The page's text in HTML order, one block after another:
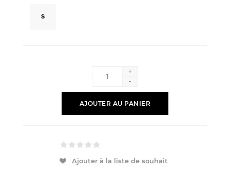
S
+
-
AJOUTER AU PANIER
Ajouter à la liste de souhait